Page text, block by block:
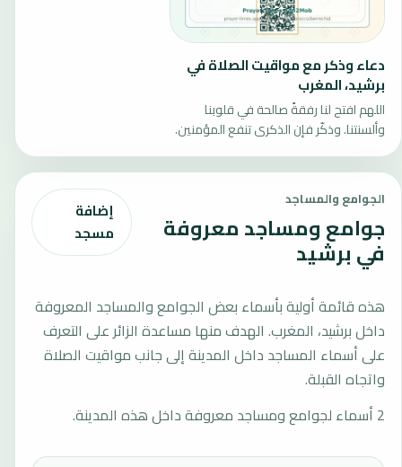
دعاء وذكر مع مواقيت الصلاة في
برشيد، المغرب
اللهم افتح لنا رفقةً صالحة في قلوبنا
وألسنتنا. وذكّر فإن الذكرى تنفع المؤمنين.
الجوامع والمساجد
جوامع ومساجد معروفة
في برشيد
إضافة
مسجد
هذه قائمة أولية بأسماء بعض الجوامع والمساجد المعروفة
داخل برشيد، المغرب. الهدف منها مساعدة الزائر على التعرف
على أسماء المساجد داخل المدينة إلى جانب مواقيت الصلاة
واتجاه القبلة.
2 أسماء لجوامع ومساجد معروفة داخل هذه المدينة.